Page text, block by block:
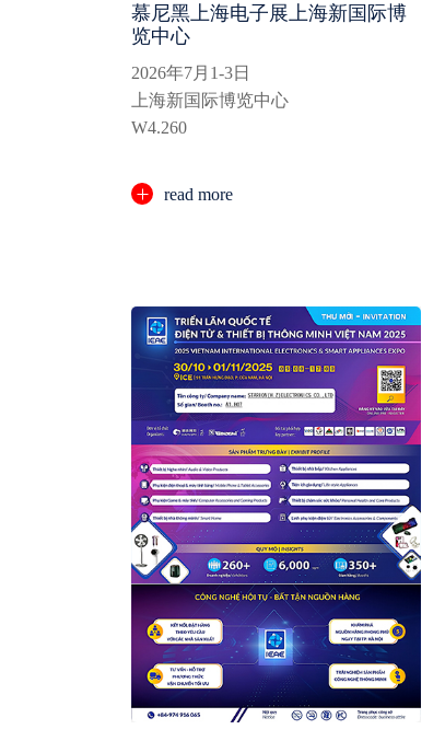
慕尼黑上海电子展上海新国际博
览中心
2026年7月1-3日
上海新国际博览中心
W4.260
read more